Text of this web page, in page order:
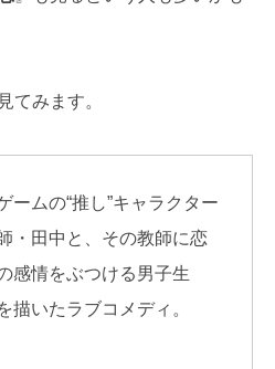
てみます。
ームの“推し”キャラクター
・田中と、その教師に恋
感情をぶつける男子生
描いたラブコメディ。